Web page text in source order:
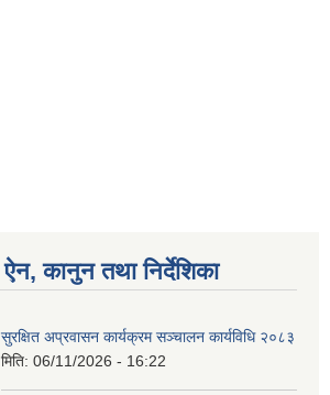
ऐन, कानुन तथा निर्देशिका
सुरक्षित अप्रवासन कार्यक्रम सञ्चालन कार्यविधि २०८३
मिति: 06/11/2026 - 16:22